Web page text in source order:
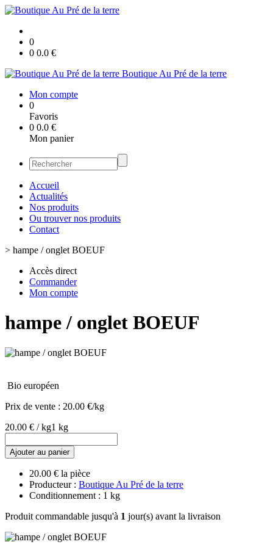
0
0 0.0 €
Boutique Au Pré de la terre
Mon compte
0
Favoris
0 0.0 €
Mon panier
Accueil
Actualités
Nos produits
Ou trouver nos produits
Contact
> hampe / onglet BOEUF
Accès direct
Commander
Mon compte
hampe / onglet BOEUF
Bio européen
Prix de vente : 20.00 €/kg
20.00 € / kg1 kg
Ajouter au panier
20.00 € la pièce
Producteur : Boutique Au Pré de la terre
Conditionnement : 1 kg
Produit commandable jusqu'à 1 jour(s) avant la livraison